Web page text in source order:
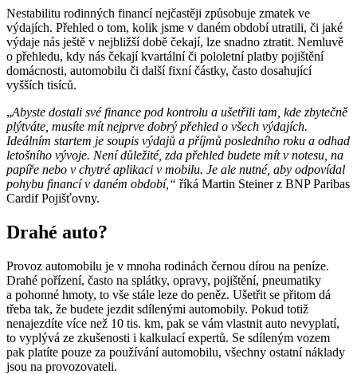
Nestabilitu rodinných financí nejčastěji způsobuje zmatek ve
výdajích. Přehled o tom, kolik jsme v daném období utratili, či jaké
výdaje nás ještě v nejbližší době čekají, lze snadno ztratit. Nemluvě
o přehledu, kdy nás čekají kvartální či pololetní platby pojištění
domácnosti, automobilu či další fixní částky, často dosahující
vyšších tisíců.
„Abyste dostali své finance pod kontrolu a ušetřili tam, kde zbytečně
plýtváte, musíte mít nejprve dobrý přehled o všech výdajích.
Ideálním startem je soupis výdajů a příjmů posledního roku a odhad
letošního vývoje. Není důležité, zda přehled budete mít v notesu, na
papíře nebo v chytré aplikaci v mobilu. Je ale nutné, aby odpovídal
pohybu financí v daném období,“ říká Martin Steiner z BNP Paribas
Cardif Pojišťovny.
Drahé auto?
Provoz automobilu je v mnoha rodinách černou dírou na peníze.
Drahé pořízení, často na splátky, opravy, pojištění, pneumatiky
a pohonné hmoty, to vše stále leze do peněz. Ušetřit se přitom dá
třeba tak, že budete jezdit sdílenými automobily. Pokud totiž
nenajezdíte více než 10 tis. km, pak se vám vlastnit auto nevyplatí,
to vyplývá ze zkušenosti i kalkulací expertů. Se sdíleným vozem
pak platíte pouze za používání automobilu, všechny ostatní náklady
jsou na provozovateli.